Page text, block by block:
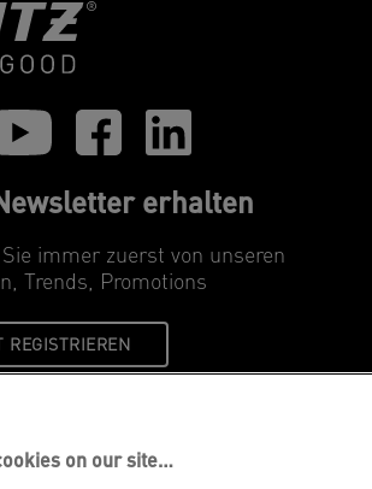
erhalten
Sie immer zuerst von unseren
Trends, Promotions
REGISTRIEREN
on our site…